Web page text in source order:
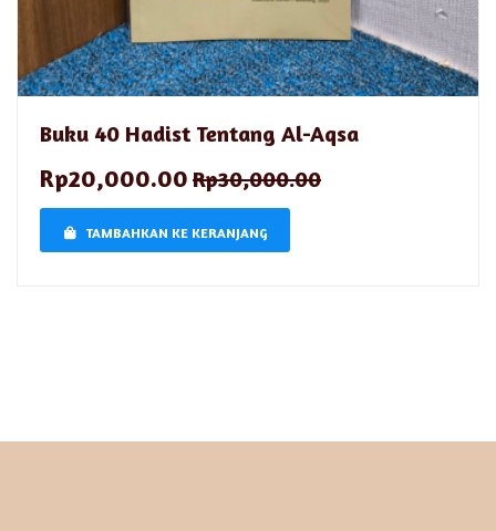
Buku 40 Hadist Tentang Al-Aqsa
Rp20,000.00 Rp30,000.00
TAMBAHKAN KE KERANJANG